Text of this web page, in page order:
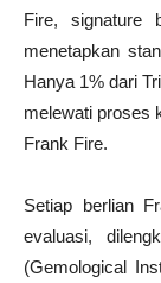
Fire, signature
menetapkan
Hanya 1% dari
melewati proses
Frank Fire.
Setiap berlian
evaluasi,
(Gemological